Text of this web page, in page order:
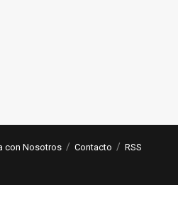
con Nosotros Contacto RSS